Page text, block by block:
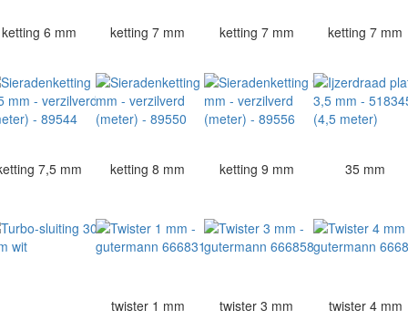
ketting 6 mm ketting 7 mm ketting 7 mm ketting 7 mm
7,5 mm ketting 8 mm ketting 9 mm 35 mm
twister 1 mm twister 3 mm twister 4 mm